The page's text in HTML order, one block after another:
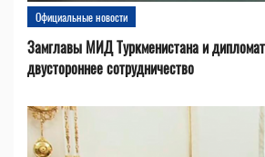
Официальные новости
Замглавы МИД Туркменистана и
двустороннее сотрудничество